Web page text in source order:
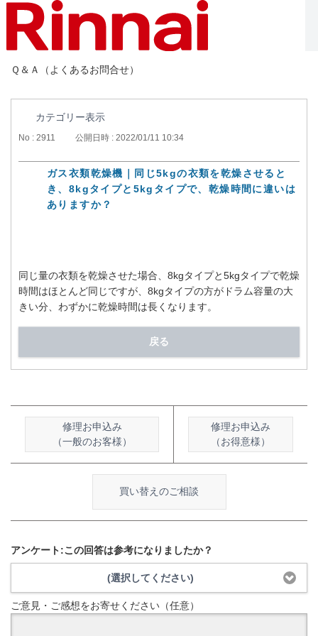
Ｑ＆Ａ（よくあるお問合せ）
カテゴリー表示
No : 2911 公開日時 : 2022/01/11 10:34
ガス衣類乾燥機｜同じ5kgの衣類を乾燥させると
き、8kgタイプと5kgタイプで、乾燥時間に違いは
ありますか？
同じ量の衣類を乾燥させた場合、8kgタイプと5kgタイプで乾燥
時間はほとんど同じですが、8kgタイプの方がドラム容量の大
きい分、わずかに乾燥時間は長くなります。
戻る
修理お申込み
（一般のお客様）
修理お申込み
（お得意様）
買い替えのご相談
アンケート:この回答は参考になりましたか？
(選択してください)
ご意見・ご感想をお寄せください（任意）